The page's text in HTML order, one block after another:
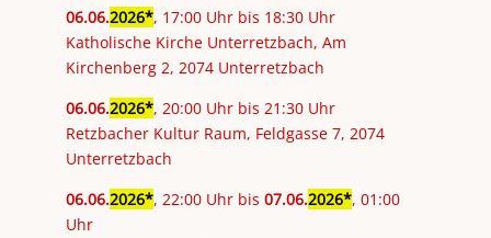
06.06.2026 , 17:00 Uhr bis 18:30 Uhr
Katholische Kirche Unterretzbach, Am
Kirchenberg 2, 2074 Unterretzbach
06.06.2026 , 20:00 Uhr bis 21:30 Uhr
Retzbacher Kultur Raum, Feldgasse 7, 2074
Unterretzbach
06.06.2026 , 22:00 Uhr bis 07.06.2026 , 01:00
Uhr